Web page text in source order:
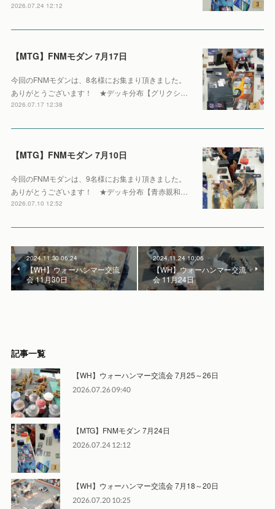
2026.07.24 12:12
【MTG】FNMモダン 7月17日
今回のFNMモダンは、8名様にお集まり頂きました。
ありがとうございます！ ★デッキ分布【グリクシ…
2026.07.17 12:38
【MTG】FNMモダン 7月10日
今回のFNMモダンは、9名様にお集まり頂きました。
ありがとうございます！ ★デッキ分布【青赤親和…
2026.07.10 12:52
2024.11.30 06:24
【WH】ウォーハンマー交流
会 11月30日
2024.11.24 10:06
【WH】ウォーハンマー交流
会 11月24日
記事一覧
【WH】ウォーハンマー交流会 7月25～26日
2026.07.26 09:40
【MTG】FNMモダン 7月24日
2026.07.24 12:12
【WH】ウォーハンマー交流会 7月18～20日
2026.07.20 10:25